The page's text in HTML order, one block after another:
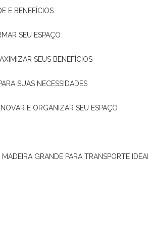
E BENEFÍCIOS
SEU ESPAÇO
SEUS BENEFÍCIOS
SUAS NECESSIDADES
E ORGANIZAR SEU ESPAÇO
GRANDE PARA TRANSPORTE IDEAL